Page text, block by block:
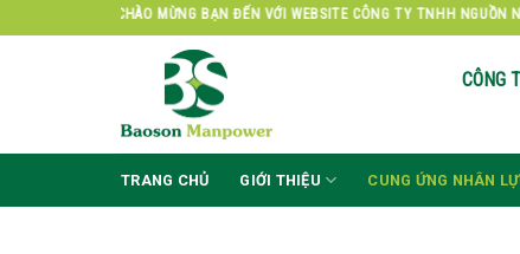
to
CHÀO MỪNG BẠN ĐẾN VỚI WEBSITE CÔNG TY TNHH NGUỒN NHÂN LỰC BẢO
CÔNG
TRANG CHỦ GIỚI THIỆU CUNG ỨNG NHÂN